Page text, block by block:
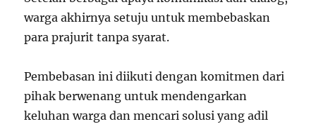
warga akhirnya setuju untuk membebaskan
para prajurit tanpa syarat.
Pembebasan ini diikuti dengan komitmen dari
pihak berwenang untuk mendengarkan
keluhan warga dan mencari solusi yang adil